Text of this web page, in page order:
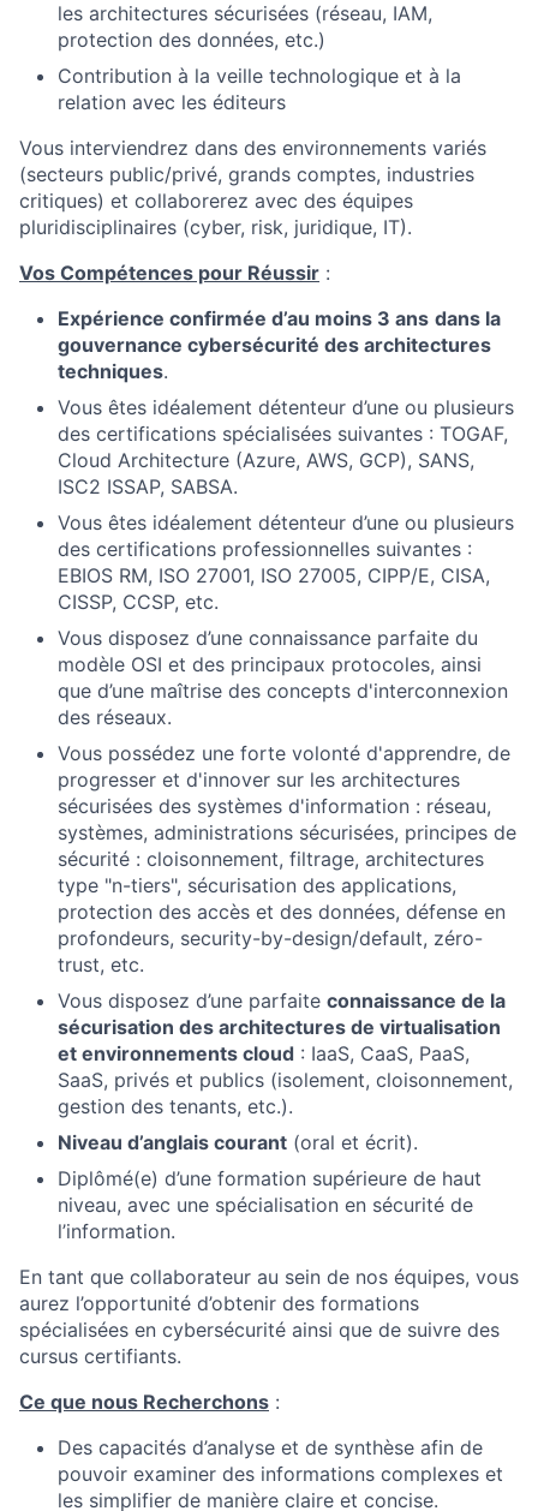
les architectures sécurisées (réseau, IAM,
protection des données, etc.)
Contribution à la veille technologique et à la
relation avec les éditeurs
Vous interviendrez dans des environnements variés
(secteurs public/privé, grands comptes, industries
critiques) et collaborerez avec des équipes
pluridisciplinaires (cyber, risk, juridique, IT).
Vos Compétences pour Réussir :
Expérience confirmée d’au moins 3 ans dans la
gouvernance cybersécurité des architectures
techniques.
Vous êtes idéalement détenteur d’une ou plusieurs
des certifications spécialisées suivantes : TOGAF,
Cloud Architecture (Azure, AWS, GCP), SANS,
ISC2 ISSAP, SABSA.
Vous êtes idéalement détenteur d’une ou plusieurs
des certifications professionnelles suivantes :
EBIOS RM, ISO 27001, ISO 27005, CIPP/E, CISA,
CISSP, CCSP, etc.
Vous disposez d’une connaissance parfaite du
modèle OSI et des principaux protocoles, ainsi
que d’une maîtrise des concepts d'interconnexion
des réseaux.
Vous possédez une forte volonté d'apprendre, de
progresser et d'innover sur les architectures
sécurisées des systèmes d'information : réseau,
systèmes, administrations sécurisées, principes de
sécurité : cloisonnement, filtrage, architectures
type "n-tiers", sécurisation des applications,
protection des accès et des données, défense en
profondeurs, security-by-design/default, zéro-
trust, etc.
Vous disposez d’une parfaite connaissance de la
sécurisation des architectures de virtualisation
et environnements cloud : IaaS, CaaS, PaaS,
SaaS, privés et publics (isolement, cloisonnement,
gestion des tenants, etc.).
Niveau d’anglais courant (oral et écrit).
Diplômé(e) d’une formation supérieure de haut
niveau, avec une spécialisation en sécurité de
l’information.
En tant que collaborateur au sein de nos équipes, vous
aurez l’opportunité d’obtenir des formations
spécialisées en cybersécurité ainsi que de suivre des
cursus certifiants.
Ce que nous Recherchons :
Des capacités d’analyse et de synthèse afin de
pouvoir examiner des informations complexes et
les simplifier de manière claire et concise.